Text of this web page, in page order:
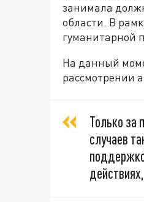
занимала
области. В
гуманитарной
На данный
рассмотрении
Только за
случаев
действиях,